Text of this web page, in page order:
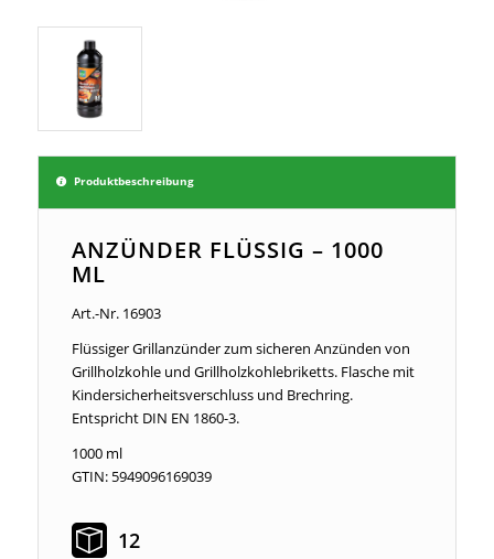
Produktbeschreibung
ANZÜNDER FLÜSSIG – 1000
ML
Art.-Nr. 16903
Flüssiger Grillanzünder zum sicheren Anzünden von
Grillholzkohle und Grillholzkohlebriketts. Flasche mit
Kindersicherheitsverschluss und Brechring.
Entspricht DIN EN 1860-3.
1000 ml
GTIN: 5949096169039
12